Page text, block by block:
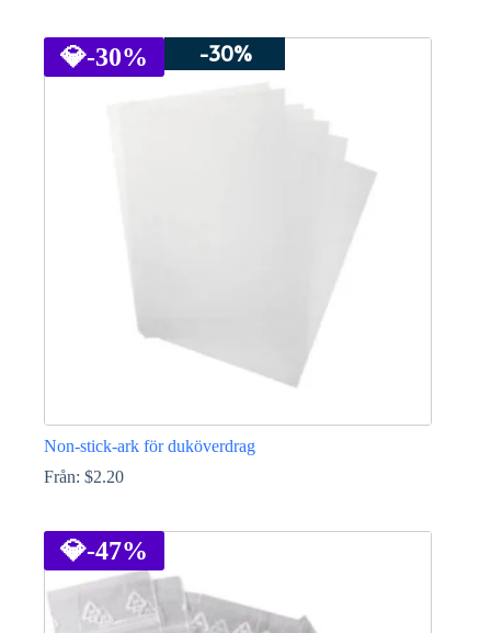
produkten
har
💎-30% -30%
Non-stick-ark för duköverdrag
Från: $2.20
produkten
har
flera
varianter.
💎-47%